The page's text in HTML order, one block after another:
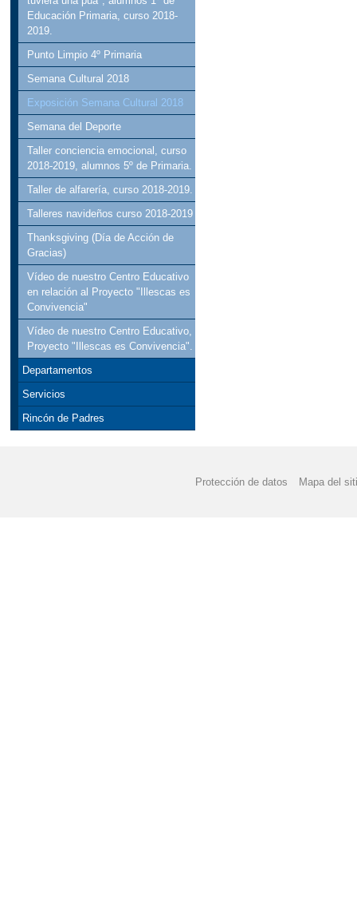
Educación Primaria, curso 2018-
2019.
Punto Limpio 4º Primaria
Semana Cultural 2018
Exposición Semana Cultural 2018
Semana del Deporte
Taller conciencia emocional, curso
2018-2019, alumnos 5º de Primaria.
Taller de alfarería, curso 2018-2019.
Talleres navideños curso 2018-2019
Thanksgiving (Día de Acción de
Gracias)
Vídeo de nuestro Centro Educativo
en relación al Proyecto "Illescas es
Convivencia"
Vídeo de nuestro Centro Educativo,
Proyecto "Illescas es Convivencia".
Departamentos
Servicios
Rincón de Padres
Protección de datos Mapa del